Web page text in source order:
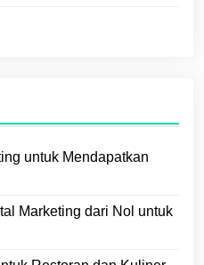
untuk Mendapatkan
Marketing dari Nol untuk